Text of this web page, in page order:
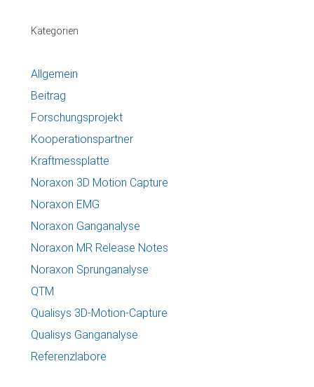
Kategorien
Allgemein
Beitrag
Forschungsprojekt
Kooperationspartner
Kraftmessplatte
Noraxon 3D Motion Capture
Noraxon EMG
Noraxon Ganganalyse
Noraxon MR Release Notes
Noraxon Sprunganalyse
QTM
Qualisys 3D-Motion-Capture
Qualisys Ganganalyse
Referenzlabore